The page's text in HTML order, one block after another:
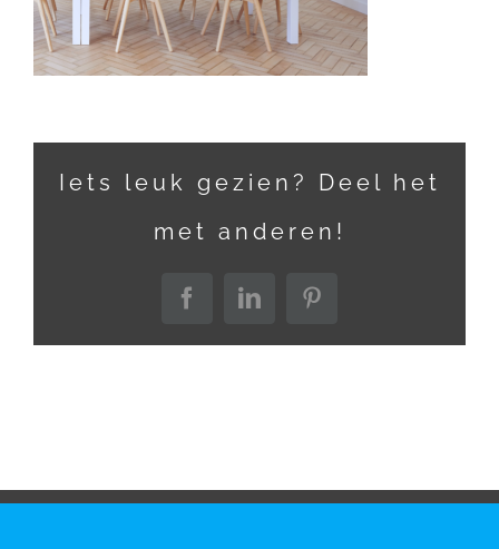
Iets leuk gezien? Deel het
met anderen!
FacebookLinkedInPinterest